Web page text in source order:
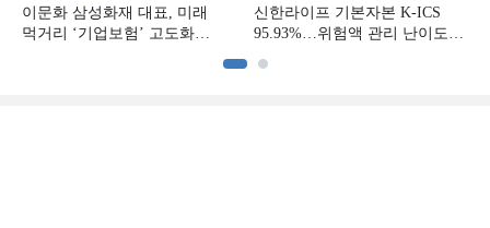
이문화 삼성화재 대표, 미래
먹거리 ‘기업보험’ 고도화
신한라이프 기본자본 K-ICS
95.93%…위험액 관리 난이도